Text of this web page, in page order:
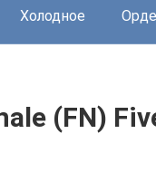
Холодное
(FN)